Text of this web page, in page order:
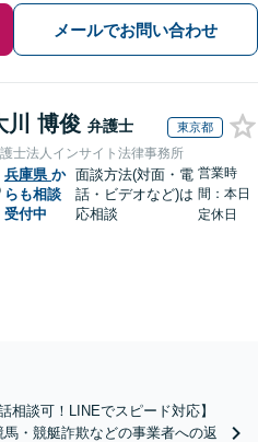
メールでお問い合わせ
川 博俊 弁護士 東京都
士法人インサイト法律事務所
兵庫県 か
らも相談
受付中
面談方法(対面・電
話・ビデオなど)は
応相談
営業時
間：本日
定休日
相談可！LINEでスピード対応】
・競艇詐欺などの事業者への返